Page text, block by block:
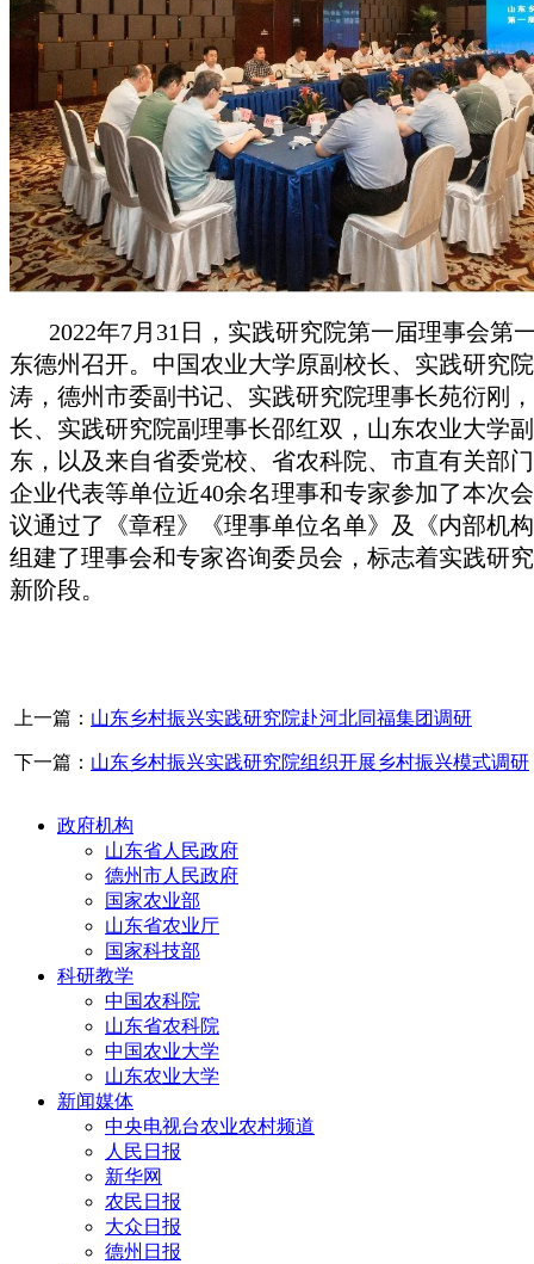
2022年7月31日，实践研究院第一届理事会第
东德州召开。中国农业大学原副校长、实践研究
涛，德州市委副书记、实践研究院理事长苑衍刚
长、实践研究院副理事长邵红双，山东农业大学
东，以及来自省委党校、省农科院、市直有关部
企业代表等单位近40余名理事和专家参加了本次
议通过了《章程》《理事单位名单》及《内部机
组建了理事会和专家咨询委员会，标志着实践研
新阶段。
上一篇： 山东乡村振兴实践研究院赴河北同福集团调研
下一篇： 山东乡村振兴实践研究院组织开展乡村振兴模式调研
政府机构
山东省人民政府
德州市人民政府
国家农业部
山东省农业厅
国家科技部
科研教学
中国农科院
山东省农科院
中国农业大学
山东农业大学
新闻媒体
中央电视台农业农村频道
人民日报
新华网
农民日报
大众日报
德州日报